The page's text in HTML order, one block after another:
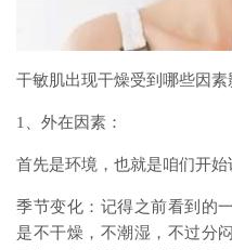
干敏肌出现干燥受到哪些因素
1、外在因素：
首先是环境，也就是咱们开始
季节变化：记得之前看到的
是不干燥，不潮湿，不过分